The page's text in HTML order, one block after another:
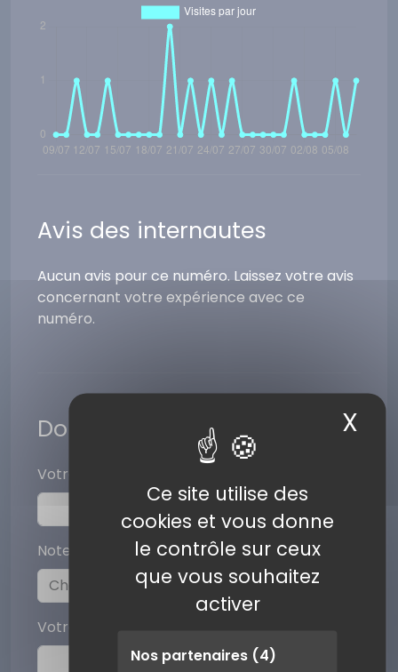
Ce site utilise des
cookies et vous donne
le contrôle sur ceux
que vous souhaitez
activer
Nos partenaires (4)
X
Avis des internautes
Aucun avis pour ce numéro. Laissez votre avis
concernant votre expérience avec ce
numéro.
Donner votre avis
Votre pseudo
Note (sur 5)
Votre commentaire